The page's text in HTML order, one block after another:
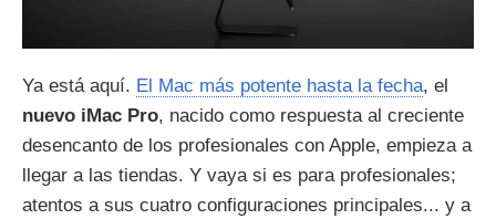
Ya está aquí. El Mac más potente hasta la fecha, el
nuevo iMac Pro, nacido como respuesta al creciente
desencanto de los profesionales con Apple, empieza a
llegar a las tiendas. Y vaya si es para profesionales;
atentos a sus cuatro configuraciones principales... y a